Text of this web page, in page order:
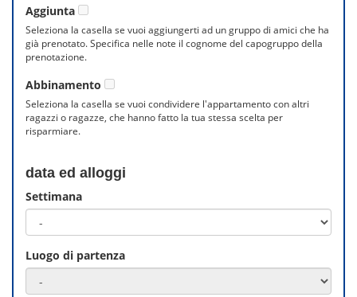
Aggiunta
Seleziona la casella se vuoi aggiungerti ad un gruppo di amici che ha
già prenotato. Specifica nelle note il cognome del capogruppo della
prenotazione.
Abbinamento
Seleziona la casella se vuoi condividere l'appartamento con altri
ragazzi o ragazze, che hanno fatto la tua stessa scelta per
risparmiare.
data ed alloggi
Settimana
Luogo di partenza